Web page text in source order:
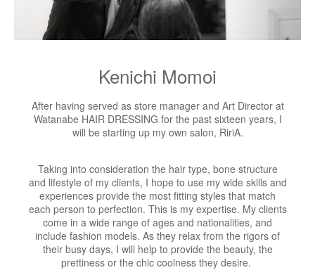
Kenichi Momoi
After having served as store manager and Art Director at
Watanabe HAIR DRESSING for the past sixteen years, I
will be starting up my own salon, RiriA.
Taking into consideration the hair type, bone structure
and lifestyle of my clients, I hope to use my wide skills and
experiences provide the most fitting styles that match
each person to perfection. This is my expertise. My clients
come in a wide range of ages and nationalities, and
include fashion models. As they relax from the rigors of
their busy days, I will help to provide the beauty, the
prettiness or the chic coolness they desire.